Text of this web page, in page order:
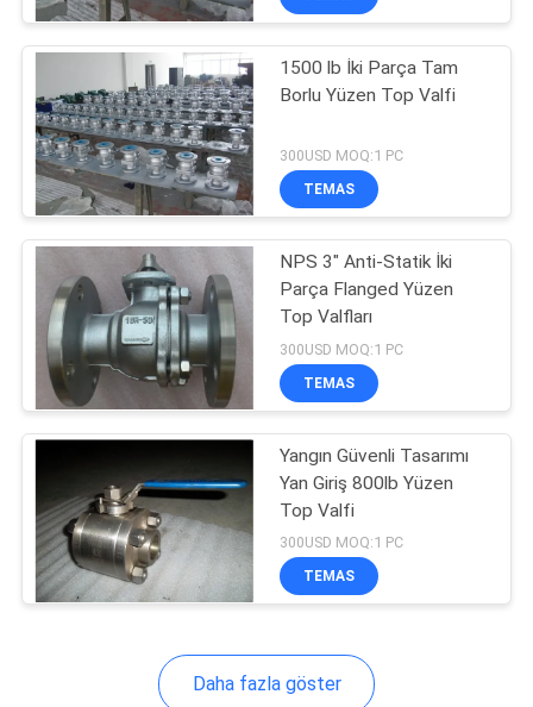
1500 lb İki Parça Tam
Borlu Yüzen Top Valfi
300USD MOQ:1 PC
TEMAS
NPS 3" Anti-Statik İki
Parça Flanged Yüzen
Top Valfları
300USD MOQ:1 PC
TEMAS
Yangın Güvenli Tasarımı
Yan Giriş 800lb Yüzen
Top Valfi
300USD MOQ:1 PC
TEMAS
Daha fazla göster